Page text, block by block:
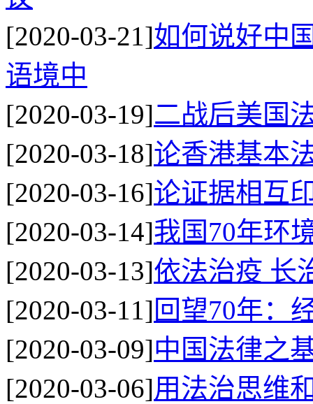
[2020-03-21]如何说好中
语境中
[2020-03-19]二战后美国
[2020-03-18]论香港基本
[2020-03-16]论证据相互
[2020-03-14]我国70年环
[2020-03-13]依法治疫 长
[2020-03-11]回望70年：
[2020-03-09]中国法律之
[2020-03-06]用法治思维